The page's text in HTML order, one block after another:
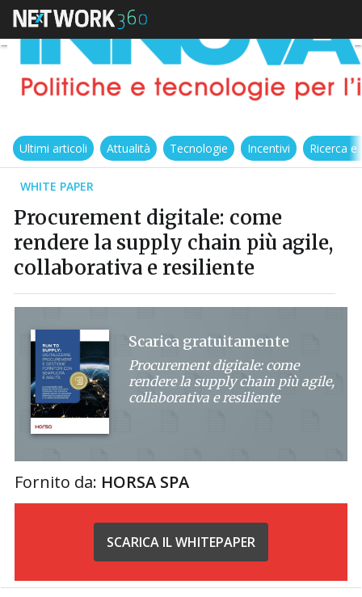
Ultimi articoli Attualità Tecnologie Incentivi Ricerca
WHITE PAPER
Procurement digitale: come
rendere la supply chain più agile,
collaborativa e resiliente
Scarica gratuitamente
Procurement digitale: come
rendere la supply chain più agile,
collaborativa e resiliente
Fornito da: HORSA SPA
SCARICA IL WHITEPAPER